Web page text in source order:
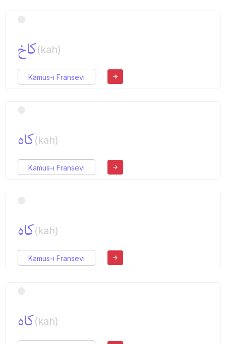
كاخ(kah)
Kamus-ı Fransevi
كاه(kah)
Kamus-ı Fransevi
كاه(kah)
Kamus-ı Fransevi
كاه(kah)